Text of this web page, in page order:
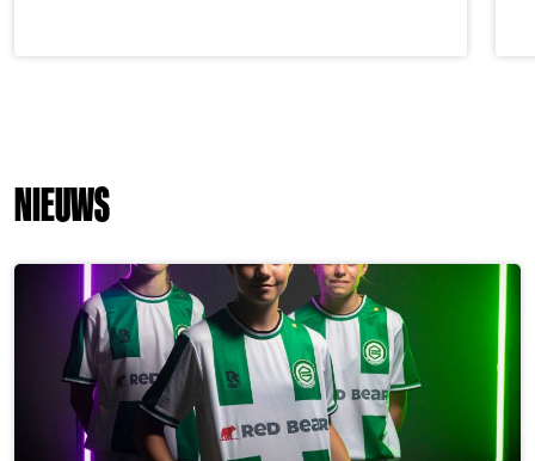
NIEUWS